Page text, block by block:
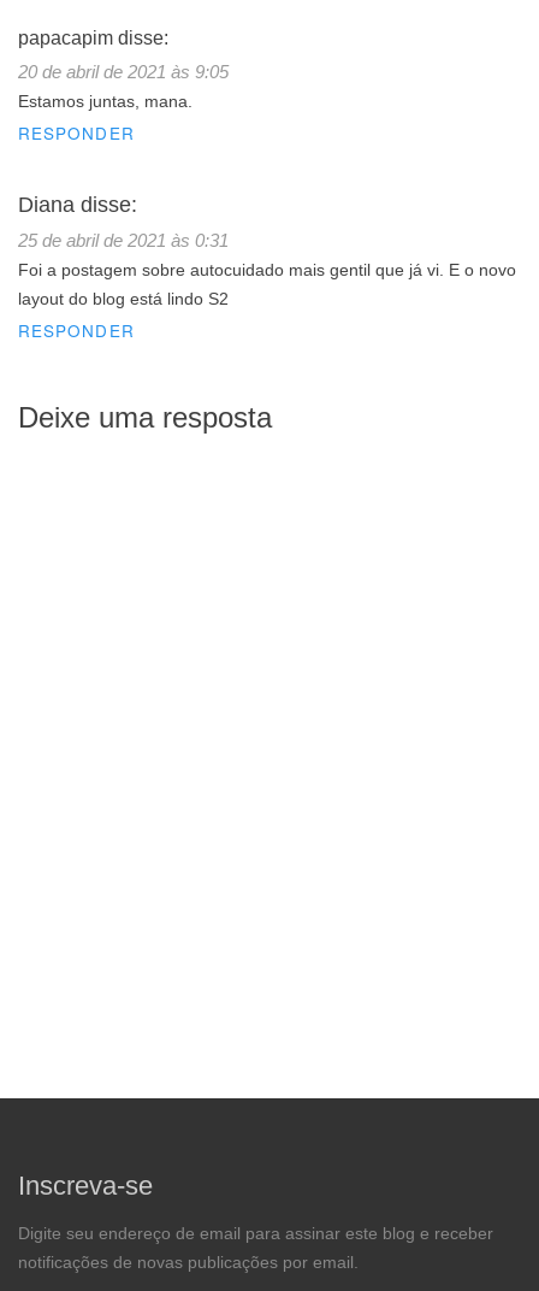
papacapim disse:
20 de abril de 2021 às 9:05
Estamos juntas, mana.
RESPONDER
Diana disse:
25 de abril de 2021 às 0:31
Foi a postagem sobre autocuidado mais gentil que já vi. E o novo
layout do blog está lindo S2
RESPONDER
Deixe uma resposta
Inscreva-se
Digite seu endereço de email para assinar este blog e receber
notificações de novas publicações por email.